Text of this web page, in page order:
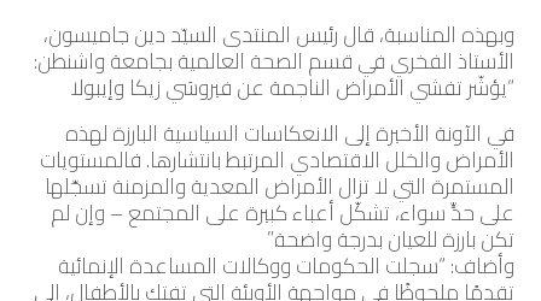
وبهذه المناسبة، قال رئيس المنتدى السيّد دين جاميسون،
الأستاذ الفخري في قسم الصحة العالمية بجامعة واشنطن:
“يؤشّر تفشي الأمراض الناجمة عن فيروسَي زيكا وإيبولا
في الآونة الأخيرة إلى الانعكاسات السياسية البارزة لهذه
الأمراض والخلل الاقتصادي المرتبط بانتشارها. فالمستويات
المستمرة التي لا تزال الأمراض المعدية والمزمنة تسجّلها
على حدٍّ سواء، تشكّل أعباء كبيرة على المجتمع – وإن لم
تكن بارزة للعيان بدرجة واضحة.”
وأضاف: “سجلت الحكومات ووكالات المساعدة الإنمائية
تقدمًا ملحوظًا في مواجهة الأوبئة التي تفتك بالأطفال، إلى